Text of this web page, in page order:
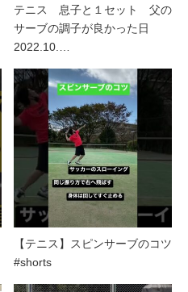
テニス 息子と１セット 父の
サーブの調子が良かった日
2022.10.…
【テニス】スピンサーブのコツ
#shorts